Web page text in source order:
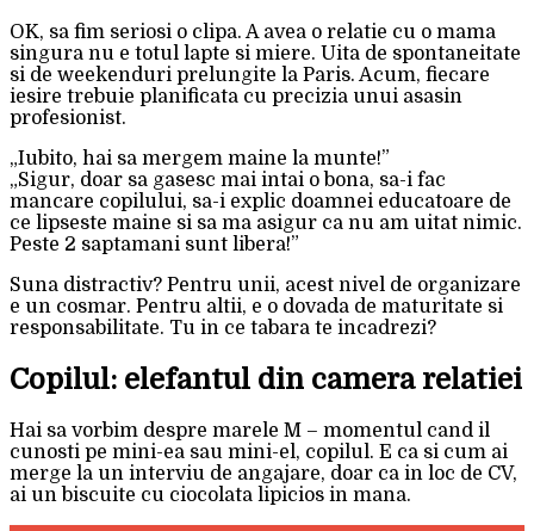
OK, sa fim seriosi o clipa. A avea o relatie cu o mama
singura nu e totul lapte si miere. Uita de spontaneitate
si de weekenduri prelungite la Paris. Acum, fiecare
iesire trebuie planificata cu precizia unui asasin
profesionist.
„Iubito, hai sa mergem maine la munte!”
„Sigur, doar sa gasesc mai intai o bona, sa-i fac
mancare copilului, sa-i explic doamnei educatoare de
ce lipseste maine si sa ma asigur ca nu am uitat nimic.
Peste 2 saptamani sunt libera!”
Suna distractiv? Pentru unii, acest nivel de organizare
e un cosmar. Pentru altii, e o dovada de maturitate si
responsabilitate. Tu in ce tabara te incadrezi?
Copilul: elefantul din camera relatiei
Hai sa vorbim despre marele M – momentul cand il
cunosti pe mini-ea sau mini-el, copilul. E ca si cum ai
merge la un interviu de angajare, doar ca in loc de CV,
ai un biscuite cu ciocolata lipicios in mana.